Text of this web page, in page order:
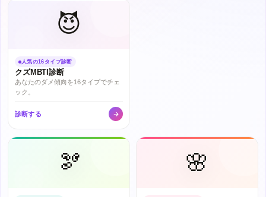
😈
人気の16タイプ診断
クズMBTI診断
あなたのダメ傾向を16タイプでチェ
ック。
診断する
🫘 🌸